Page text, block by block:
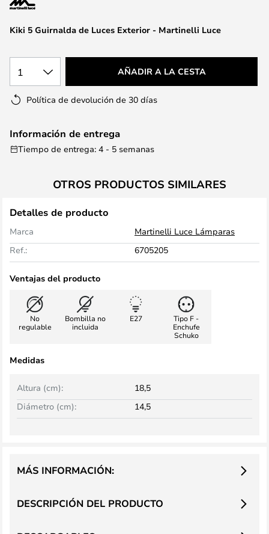
galería
deKiki 5 Guirnalda de Luces Exterior - Martinelli Luce
1 AÑADIR A LA CESTA
Política de devolución de 30 días
Información de entrega
Tiempo de entrega: 4 - 5 semanas
OTROS PRODUCTOS SIMILARES
Detalles de producto
Marca
Martinelli Luce Lámparas
Ref.:
6705205
Ventajas del producto
No
regulable
Bombilla no
incluida
E27
Tipo F -
Enchufe
Schuko
Medidas
Altura (cm):
18,5
Diámetro (cm):
14,5
DESCRIPCIÓN DEL PRODUCTO
MÁS INFORMACIÓN: